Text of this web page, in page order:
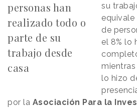
personas han
realizado todo o
parte de su
trabajo desde
casa
su
equivale
de
el 8% lo
lo hizo
por la Asociación Para la